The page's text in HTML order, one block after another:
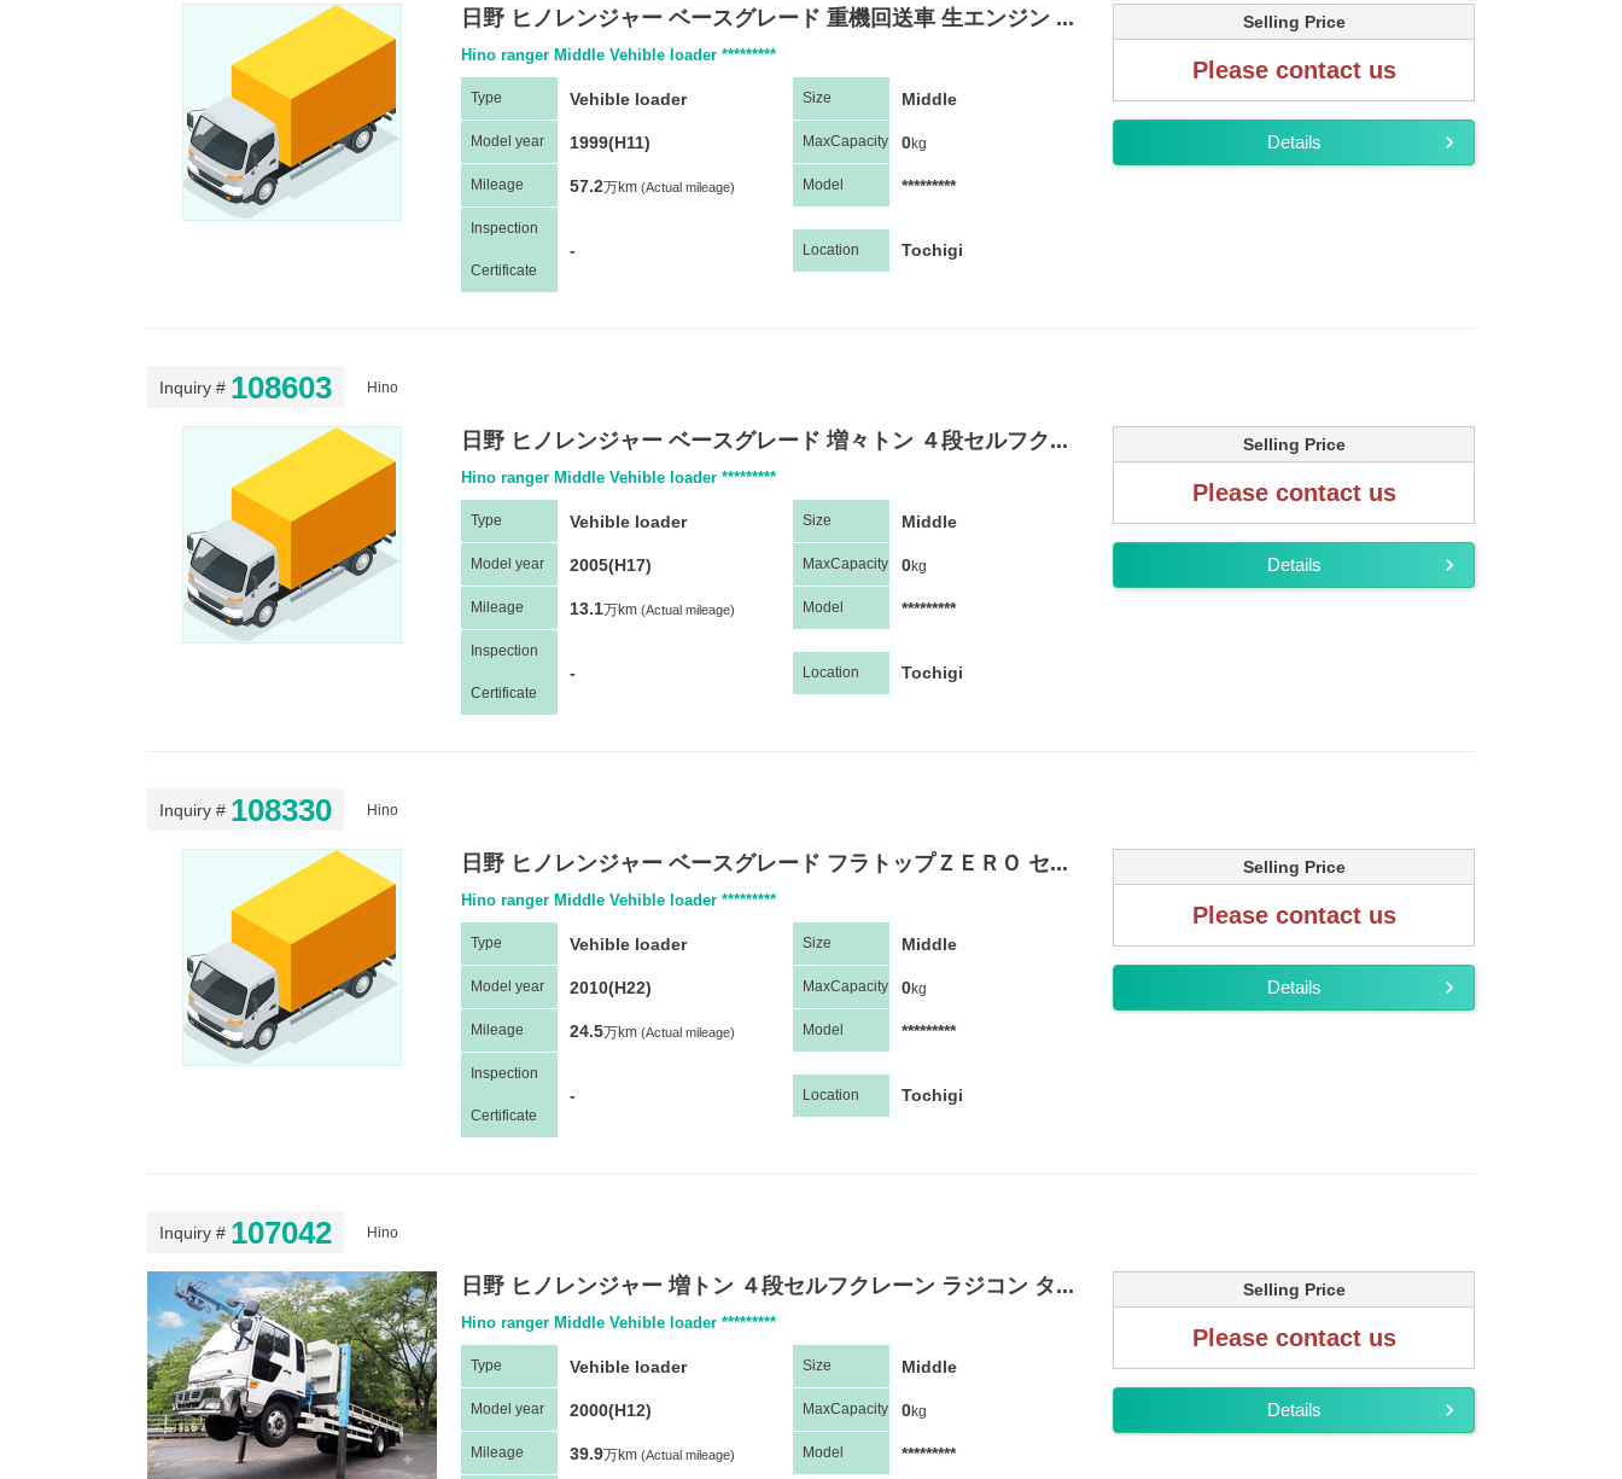
日野 ヒノレンジャー ベースグレード 重機回送車 生エンジン ...
Hino ranger Middle Vehible loader *********
Type Vehible loader Size Middle
Model year 1999(H11) MaxCapacity 0kg
Mileage 57.2万km (Actual mileage) Model *********
Inspection
Certificate
- Location Tochigi
Selling Price
Please contact us
Details
Inquiry # 108603 Hino
日野 ヒノレンジャー ベースグレード 増々トン ４段セルフク...
Hino ranger Middle Vehible loader *********
Type Vehible loader Size Middle
Model year 2005(H17) MaxCapacity 0kg
Mileage 13.1万km (Actual mileage) Model *********
Inspection
Certificate
- Location Tochigi
Selling Price
Please contact us
Details
Inquiry # 108330 Hino
日野 ヒノレンジャー ベースグレード フラトップＺＥＲＯ セ...
Hino ranger Middle Vehible loader *********
Type Vehible loader Size Middle
Model year 2010(H22) MaxCapacity 0kg
Mileage 24.5万km (Actual mileage) Model *********
Inspection
Certificate
- Location Tochigi
Selling Price
Please contact us
Details
Inquiry # 107042 Hino
日野 ヒノレンジャー 増トン ４段セルフクレーン ラジコン タ...
Hino ranger Middle Vehible loader *********
Type Vehible loader Size Middle
Model year 2000(H12) MaxCapacity 0kg
Mileage 39.9万km (Actual mileage) Model *********
Selling Price
Please contact us
Details